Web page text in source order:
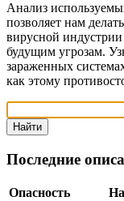
Анализ
позволяет нам
вирусной
будущим угрозам.
зараженных
как этому
Найти
Последние
Опасность